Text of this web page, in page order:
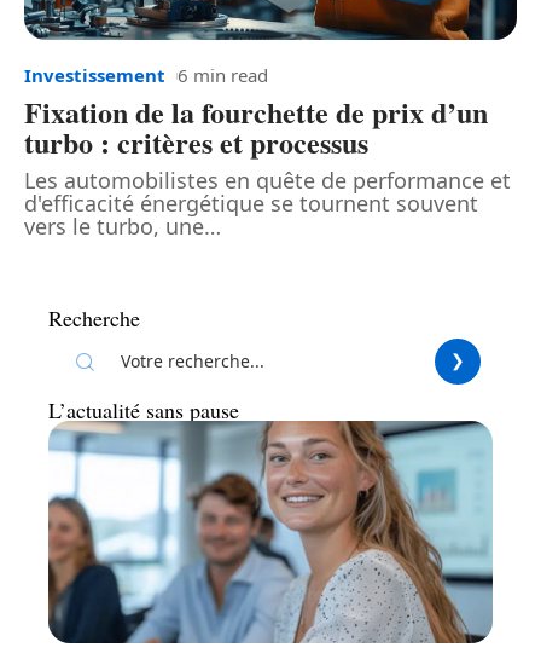
Investissement 6 min read
Fixation de la fourchette de prix d’un
turbo : critères et processus
Les automobilistes en quête de performance et
d'efficacité énergétique se tournent souvent
vers le turbo, une…
Recherche
L’actualité sans pause